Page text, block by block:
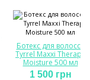
Ботекс для волосся
Tyrrel Maxxi Therapy
Moisture 500 мл
1 500 грн